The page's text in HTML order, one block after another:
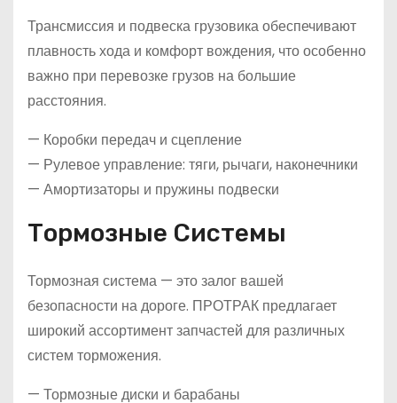
Трансмиссия и подвеска грузовика обеспечивают
плавность хода и комфорт вождения, что особенно
важно при перевозке грузов на большие
расстояния.
— Коробки передач и сцепление
— Рулевое управление: тяги, рычаги, наконечники
— Амортизаторы и пружины подвески
Тормозные Системы
Тормозная система — это залог вашей
безопасности на дороге. ПРОТРАК предлагает
широкий ассортимент запчастей для различных
систем торможения.
— Тормозные диски и барабаны